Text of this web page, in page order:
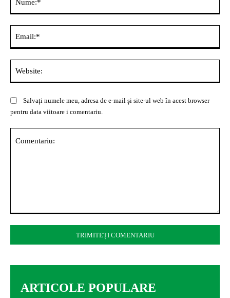
Salvați numele meu, adresa de e-mail și site-ul web în acest browser
pentru data viitoare i comentariu.
ARTICOLE POPULARE